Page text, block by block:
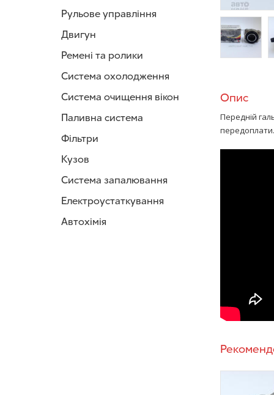
Рульове управління
Двигун
Ремені та ролики
Система охолодження
Система очищення вікон
Паливна система
Фільтри
Кузов
Система запалювання
Електроустаткування
Автохімія
Опис
Передній
передоплати.